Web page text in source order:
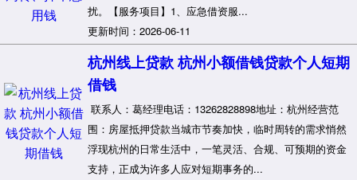
扰。【服务项目】1、应急借资服...
更新时间：2026-06-11
杭州线上贷款 杭州小额借钱贷款个人短期
借钱
联系人：葛经理电话：13262828898地址：杭州经营范
围：房屋抵押贷款当城市节奏加快，临时周转的需求悄然
浮现杭州的日常生活中，一笔灵活、合规、可预期的资金
支持，正成为许多人应对短期事务的...